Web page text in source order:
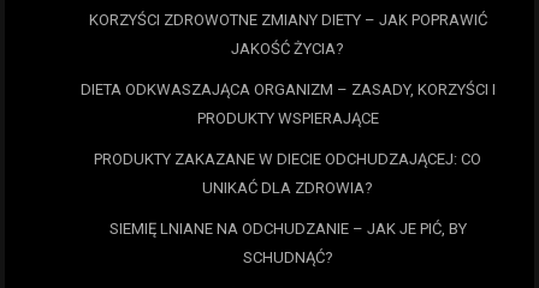
KORZYŚCI ZDROWOTNE ZMIANY DIETY – JAK POPRAWIĆ
JAKOŚĆ ŻYCIA?
DIETA ODKWASZAJĄCA ORGANIZM – ZASADY, KORZYŚCI I
PRODUKTY WSPIERAJĄCE
PRODUKTY ZAKAZANE W DIECIE ODCHUDZAJĄCEJ: CO
UNIKAĆ DLA ZDROWIA?
SIEMIĘ LNIANE NA ODCHUDZANIE – JAK JE PIĆ, BY
SCHUDNĄĆ?